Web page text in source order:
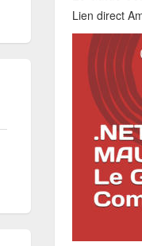
Lien direct